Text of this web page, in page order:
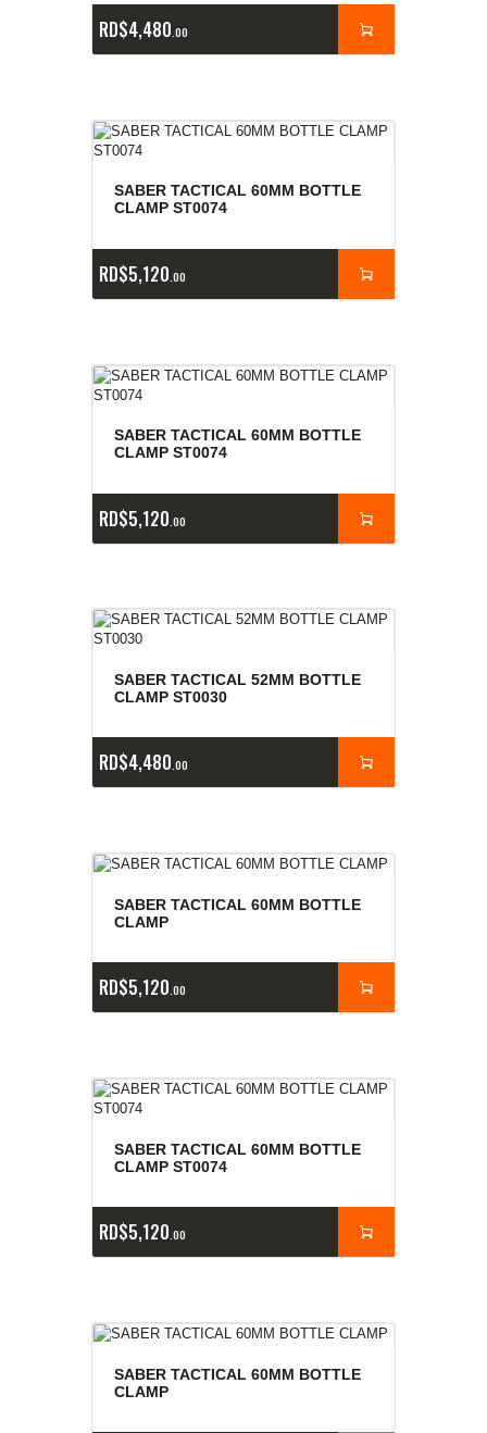
RD$4,480 00
SABER TACTICAL 60MM BOTTLE
CLAMP ST0074
RD$5,120 00
SABER TACTICAL 60MM BOTTLE
CLAMP ST0074
RD$5,120 00
SABER TACTICAL 52MM BOTTLE
CLAMP ST0030
RD$4,480 00
SABER TACTICAL 60MM BOTTLE
CLAMP
RD$5,120 00
SABER TACTICAL 60MM BOTTLE
CLAMP ST0074
RD$5,120 00
SABER TACTICAL 60MM BOTTLE
CLAMP